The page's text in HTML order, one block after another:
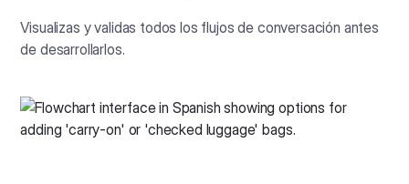
Visualizas y validas todos los flujos de conversación antes
de desarrollarlos.